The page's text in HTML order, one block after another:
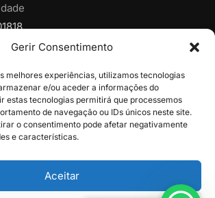
Gerir Consentimento
melhores experiências, utilizamos tecnologias
e/ou aceder a informações do
estas tecnologias permitirá que processemos
de navegação ou IDs únicos neste site.
o consentimento pode afetar negativamente
e características.
Aceitar
Xiangyue, Xiang'An, Xiamen, Fujian,
Polymer Limitada